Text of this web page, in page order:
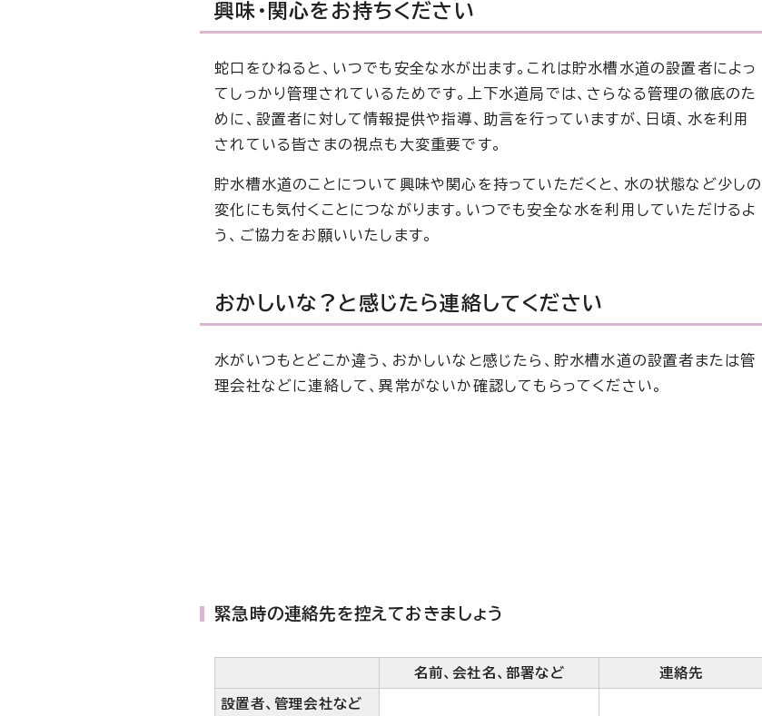
興味・関心をお持ちください
蛇口をひねると、いつでも安全な水が出ます。これは貯水槽水道の設置者によっ
てしっかり管理されているためです。上下水道局では、さらなる管理の徹底のた
めに、設置者に対して情報提供や指導、助言を行っていますが、日頃、水を利用
されている皆さまの視点も大変重要です。
貯水槽水道のことについて興味や関心を持っていただくと、水の状態など少しの
変化にも気付くことにつながります。いつでも安全な水を利用していただけるよ
う、ご協力をお願いいたします。
おかしいな？と感じたら連絡してください
水がいつもとどこか違う、おかしいなと感じたら、貯水槽水道の設置者または管
理会社などに連絡して、異常がないか確認してもらってください。
緊急時の連絡先を控えておきましょう
名前、会社名、部署など 連絡先
設置者、管理会社など